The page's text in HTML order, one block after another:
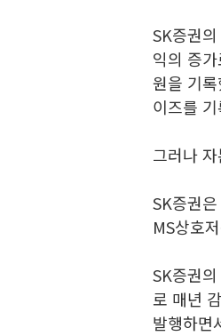
SK증권
익의 증
원을 기
이즈를
그러나
SK증권
MS상호
SK증권
로 매년
발행하면